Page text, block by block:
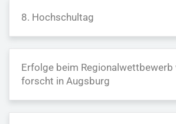
8. Hochschultag
Erfolge beim Regionalwettbewerb
forscht in Augsburg